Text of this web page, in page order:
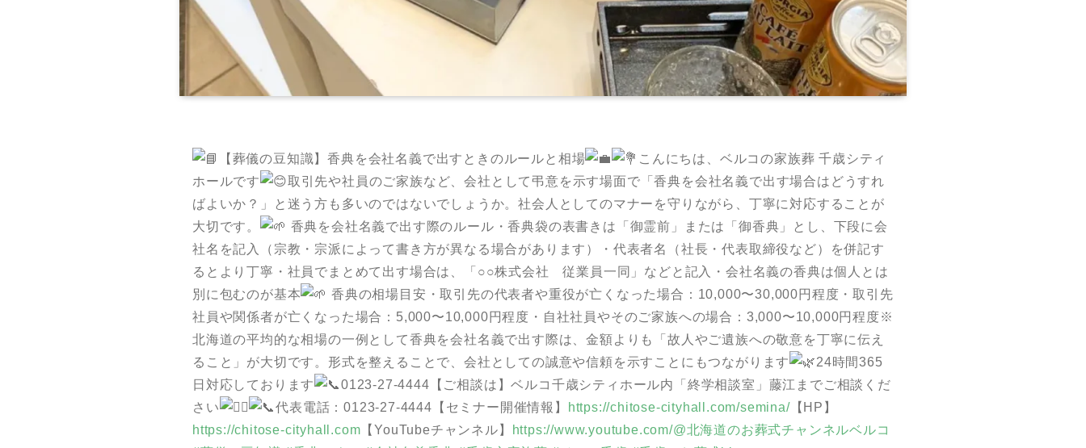
【葬儀の豆知識】香典を会社名義で出すときのルールと相場
こんにちは、ベルコの家族葬 千歳シティ
ホールです
取引先や社員のご家族など、会社として弔意を示す場面で「香典を会社名義で出す場合はどうすれ
ばよいか？」と迷う方も多いのではないでしょうか。社会人としてのマナーを守りながら、丁寧に対応することが
大切です。
香典を会社名義で出す際のルール・香典袋の表書きは「御霊前」または「御香典」とし、下段に会
社名を記入（宗教・宗派によって書き方が異なる場合があります）・代表者名（社長・代表取締役など）を併記す
るとより丁寧・社員でまとめて出す場合は、「○○株式会社 従業員一同」などと記入・会社名義の香典は個人とは
別に包むのが基本
香典の相場目安・取引先の代表者や重役が亡くなった場合：10,000〜30,000円程度・取引先
社員や関係者が亡くなった場合：5,000〜10,000円程度・自社社員やそのご家族への場合：3,000〜10,000円程度※
北海道の平均的な相場の一例として香典を会社名義で出す際は、金額よりも「故人やご遺族への敬意を丁寧に伝え
ること」が大切です。形式を整えることで、会社としての誠意や信頼を示すことにもつながります
24時間365
日対応しております
0123-27-4444【ご相談は】ベルコ千歳シティホール内「終学相談室」藤江までご相談くだ
さい
代表電話：0123-27-4444【セミナー開催情報】 https://chitose-cityhall.com/semina/【HP】
https://chitose-cityhall.com 【YouTubeチャンネル】
https://www.youtube.com/@北海道のお葬式チャンネルベルコ